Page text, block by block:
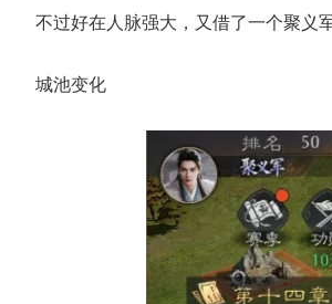
不过好在人脉强大，又借了一个聚义
城池变化